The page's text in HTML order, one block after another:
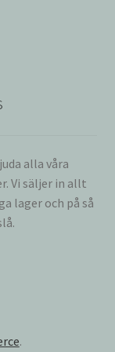
alla våra
Vi säljer in allt
lager och på så
.